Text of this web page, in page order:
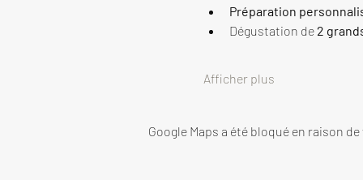
Préparation
Dégustation de 2
Afficher plus
Google Maps a été bloqué en raison